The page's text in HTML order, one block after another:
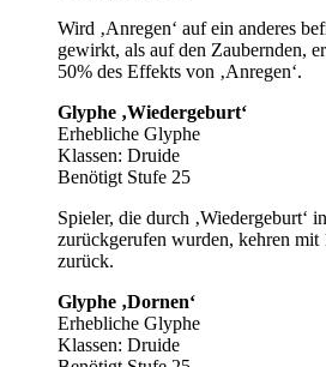
Wird ‚Anregen‘ auf ein anderes
gewirkt, als auf den Zaubernden,
50% des Effekts von ‚Anregen‘.
Glyphe ‚Wiedergeburt‘
Erhebliche Glyphe
Klassen: Druide
Benötigt Stufe 25
Spieler, die durch ‚Wiedergeburt‘
zurückgerufen wurden, kehren mit
zurück.
Glyphe ‚Dornen‘
Erhebliche Glyphe
Klassen: Druide